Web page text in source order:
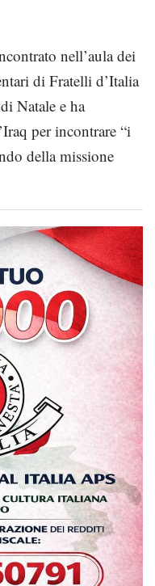
nell’aula dei
di Fratelli d’Italia
Natale e ha
per incontrare “i
della missione